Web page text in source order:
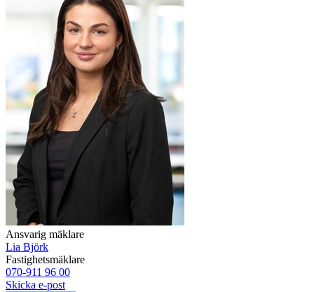
Ansvarig mäklare
Lia Björk
Fastighetsmäklare
070-911 96 00
Skicka e-post